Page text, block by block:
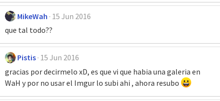
MikeWah 15 Jun 2016
que tal todo??
Pistis 15 Jun 2016
gracias por decirmelo xD, es que vi que habia una galeria en
WaH y por no usar el Imgur lo subi ahi , ahora resubo